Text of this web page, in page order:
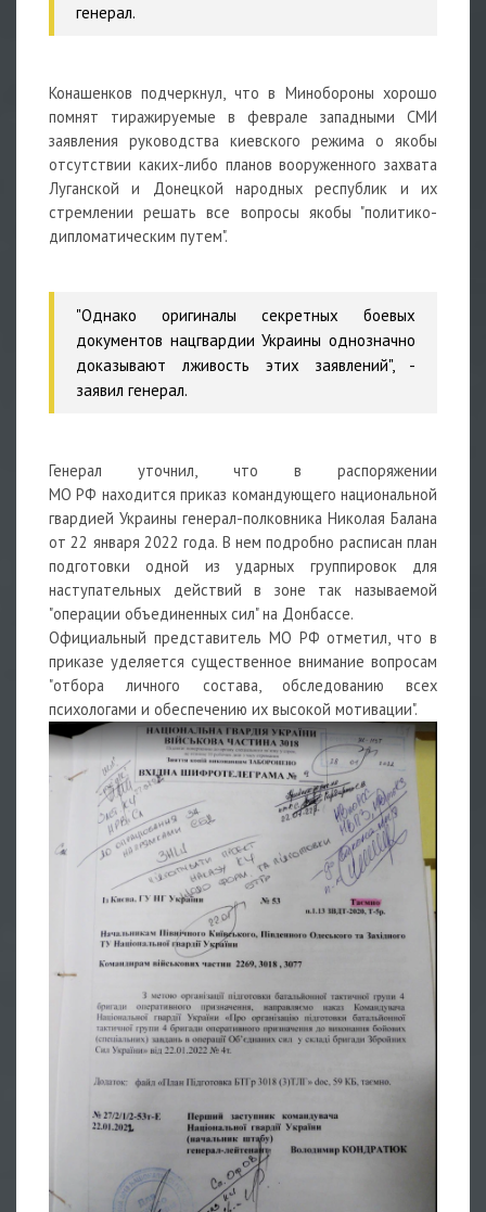
генерал.
Конашенков подчеркнул, что в Минобороны хорошо
помнят тиражируемые в феврале западными СМИ
заявления руководства киевского режима о якобы
отсутствии каких-либо планов вооруженного захвата
Луганской и Донецкой народных республик и их
стремлении решать все вопросы якобы "политико-
дипломатическим путем".
"Однако оригиналы секретных боевых
документов нацгвардии Украины однозначно
доказывают лживость этих заявлений", -
заявил генерал.
Генерал уточнил, что в распоряжении
МО РФ находится приказ командующего национальной
гвардией Украины генерал-полковника Николая Балана
от 22 января 2022 года. В нем подробно расписан план
подготовки одной из ударных группировок для
наступательных действий в зоне так называемой
"операции объединенных сил" на Донбассе.
Официальный представитель МО РФ отметил, что в
приказе уделяется существенное внимание вопросам
"отбора личного состава, обследованию всех
психологами и обеспечению их высокой мотивации".